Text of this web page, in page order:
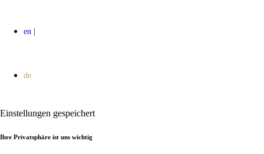
Einstellungen gespeichert
Ihre Privatsphäre ist uns wichtig